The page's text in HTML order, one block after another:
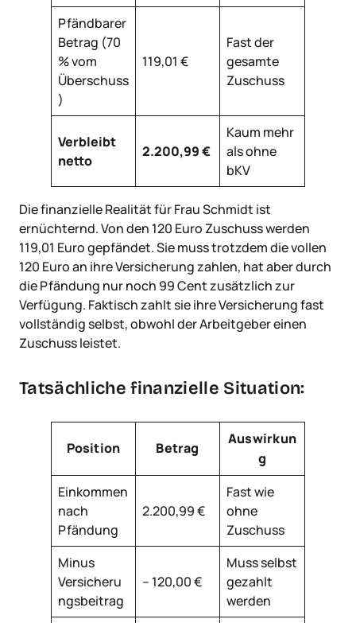
Pfändbarer
Betrag (70
% vom
Überschuss
)
119,01 €
Fast der
gesamte
Zuschuss
Verbleibt
netto
2.200,99 €
Kaum mehr
als ohne
bKV
Die finanzielle Realität für Frau Schmidt ist
ernüchternd. Von den 120 Euro Zuschuss werden
119,01 Euro gepfändet. Sie muss trotzdem die vollen
120 Euro an ihre Versicherung zahlen, hat aber durch
die Pfändung nur noch 99 Cent zusätzlich zur
Verfügung. Faktisch zahlt sie ihre Versicherung fast
vollständig selbst, obwohl der Arbeitgeber einen
Zuschuss leistet.
Tatsächliche finanzielle Situation:
Position Betrag
Auswirkun
g
Einkommen
nach
Pfändung
2.200,99 €
Fast wie
ohne
Zuschuss
Minus
Versicheru
ngsbeitrag
– 120,00 €
Muss selbst
gezahlt
werden